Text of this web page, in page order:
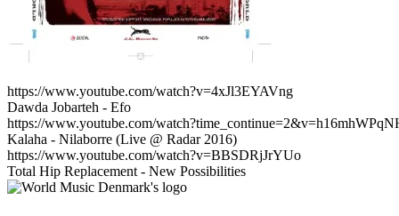
https://www.youtube.com/watch?v=4xJl3EYAVng
Dawda Jobarteh - Efo
https://www.youtube.com/
Kalaha - Nilaborre (Live @ Radar 2016)
https://www.youtube.com/watch?v=BBSDRjJrYUo
Total Hip Replacement - New Possibilities